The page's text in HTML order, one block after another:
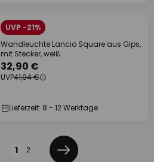
UVP -21%
Wandleuchte Lancio Square aus Gips,
mit Stecker, weiß
32,90 €
UVP41,94 €
Lieferzeit: 8 - 12 Werktage
1 2
Weiter